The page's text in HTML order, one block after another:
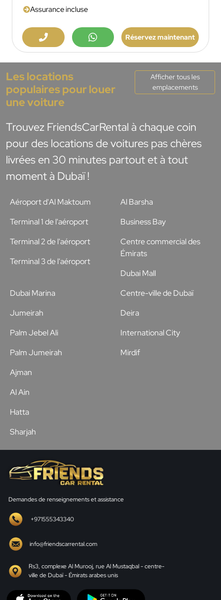
Assurance incluse
Réservez maintenant
Les locations
populaires pour louer
une voiture
Afficher tous les
emplacements
Trouvez FriendsCarRental à chaque coin
pour des locations de voitures pas chères
livrées en 30 minutes partout et à tout
moment à Dubaï !
Aéroport d'Al Maktoum
Terminal 1 de l'aéroport
Terminal 2 de l'aéroport
Terminal 3 de l'aéroport
Al Barsha
Business Bay
Centre commercial des
Émirats
Dubai Mall
Dubai Marina
Jumeirah
Palm Jebel Ali
Palm Jumeirah
Centre-ville de Dubaï
Deira
International City
Mirdif
Ajman
Al Ain
Hatta
Sharjah
Demandes de renseignements et assistance
+971555343340
info@friendscarrental.com
Rs3, complexe Al Murooj, rue Al Mustaqbal - centre-
ville de Dubaï - Émirats arabes unis